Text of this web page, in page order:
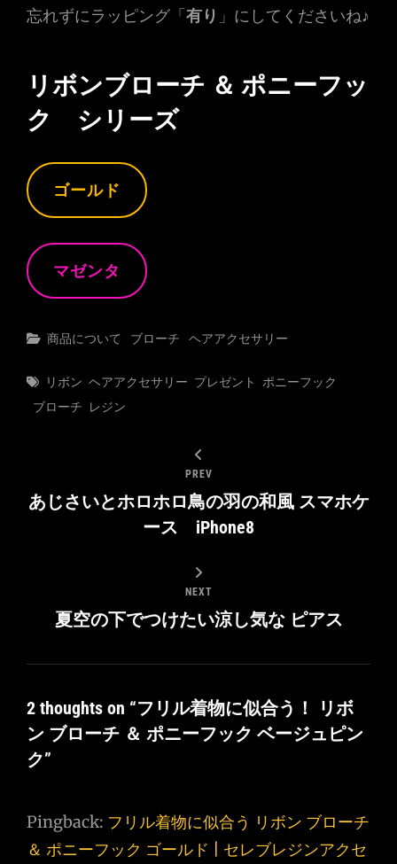
忘れずにラッピング「有り 」にしてくださいね♪
リボンブローチ ＆ ポニーフッ
ク シリーズ
ゴールド
マゼンタ
Categories
商品について ブローチ ヘアアクセサリー
Tags
リボン ヘアアクセサリー プレゼント
ポニーフック
ブローチ
レジン
PREV
あじさいとホロホロ鳥の羽の和風 スマホケ
ース iPhone8
NEXT
夏空の下でつけたい涼し気な ピアス
2 thoughts on “フリル着物に似合う！ リボ
ン ブローチ ＆ ポニーフック ベージュピン
ク”
Pingback: フリル着物に似合う リボン ブローチ
＆ ポニーフック ゴールド | セレブレジンアクセ